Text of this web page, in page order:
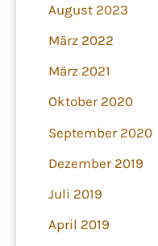
August 2023
März 2022
März 2021
Oktober 2020
September 2020
Dezember 2019
Juli 2019
April 2019